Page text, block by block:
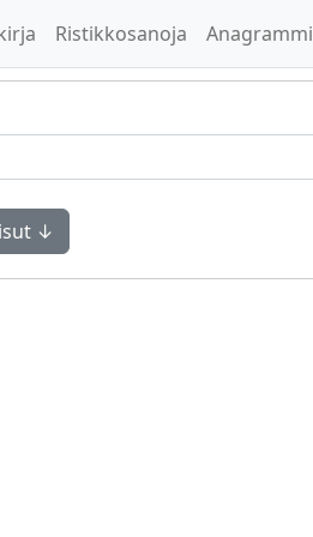
Ristikkosanoja Anagrammi
↓